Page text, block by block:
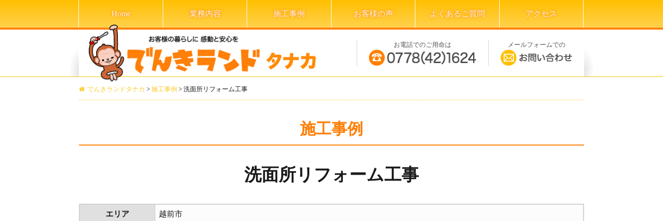
お電話でのご用命は メールフォームでの
Home 業務内容 施工事例 お客様の声 よくあるご質問 アクセス
でんきランドタナカ >施工事例 >洗面所リフォーム工事
施工事例
洗面所リフォーム工事
エリア 越前市